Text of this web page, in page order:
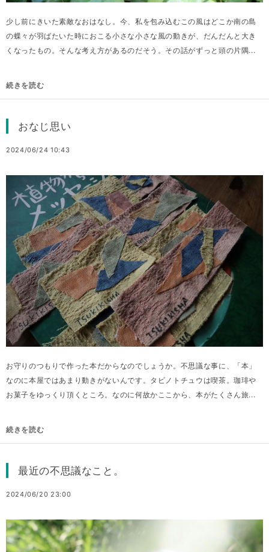
少し前にきいた素敵なおはなし。今、私を包み込むこの風はどこか南の島
の蝶々が羽ばたいた時におこる小さな小さな風の動きが、だんだんと大き
くなったもの。そんな考え方があるのだそう。その話がずっと頭の片隅...
続きを読む
おなじ思い
2024/06/24 10:43
お守りのつもりで作った本だからなのでしょうか。不思議な事に、「本」
なのに本屋ではあまり動きがないんです。タビノトチュウは喫茶。珈琲や
お菓子をゆっくり頂くところ。なのに何故かここから、本がたくさん旅...
続きを読む
最近の不思議なこと。
2024/06/20 23:00